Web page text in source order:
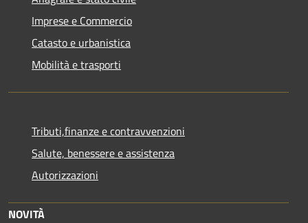
Imprese e Commercio
Catasto e urbanistica
Mobilità e trasporti
Tributi,finanze e contravvenzioni
Salute, benessere e assistenza
Autorizzazioni
NOVITÀ